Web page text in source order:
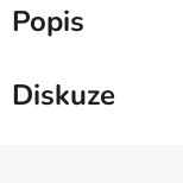
Popis
Diskuze